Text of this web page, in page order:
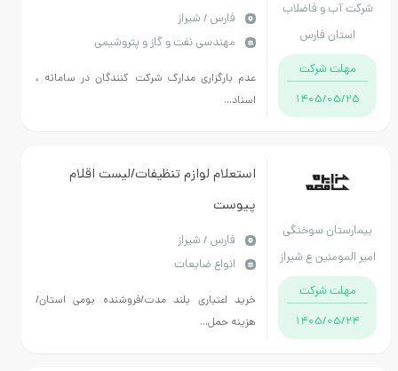
و فاضلاب
شرکت
1405/
ارسنجان،استهبان،نیریز،اوز،فراشبند-مدت
اجرا 4 ماه-از محل اعتبارات پدافند
غیرعامل
فارس / شیراز
مهندسی نفت و گاز و پتروشیمی
عدم بارگزاری مدارک شرکت کنندگان در سامانه ،
اسناد...
سوختگی
ع شیراز
شرکت
1405/
استعلام لوازم تنظیفات/لیست اقلام
فارس / شیراز
انواع ضایعات
خرید اعتباری بلند مدت/فروشنده بومی استان/
هزینه حمل...